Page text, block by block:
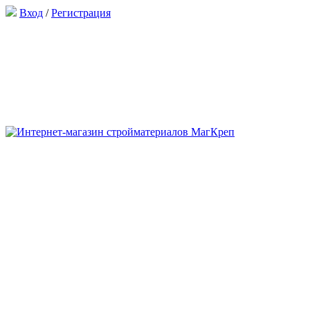
Вход /Регистрация